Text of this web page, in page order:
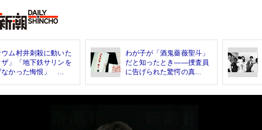
ウム村井刺殺に動いた
ザ」「地下鉄サリンを
なかった悔恨」 ...
わが子が「酒鬼薔薇聖斗」
だと知ったとき――捜査員
に告げられた驚愕の真...